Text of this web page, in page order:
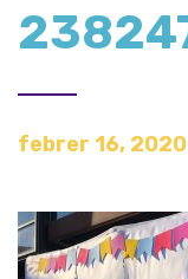
febrer 16, 2020